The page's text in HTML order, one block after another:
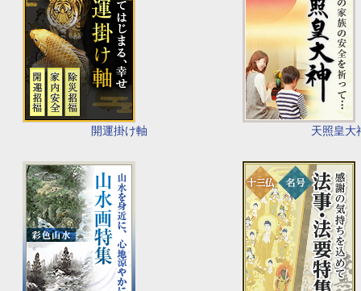
開運掛け軸 天照皇大